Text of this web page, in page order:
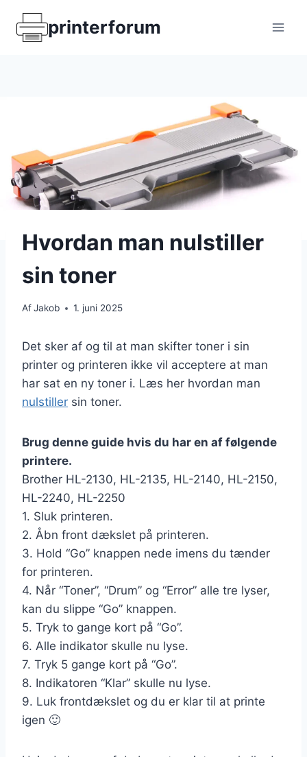
indhold
printerforum
Hvordan man nulstiller
sin toner
AfJakob 1. juni 2025
Det sker af og til at man skifter toner i sin
printer og printeren ikke vil acceptere at man
har sat en ny toner i. Læs her hvordan man
nulstiller sin toner.
Brug denne guide hvis du har en af følgende
printere.
Brother HL-2130, HL-2135, HL-2140, HL-2150,
HL-2240, HL-2250
1. Sluk printeren.
2. Åbn front dækslet på printeren.
3. Hold “Go” knappen nede imens du tænder
for printeren.
4. Når “Toner”, “Drum” og “Error” alle tre lyser,
kan du slippe “Go” knappen.
5. Tryk to gange kort på “Go”.
6. Alle indikator skulle nu lyse.
7. Tryk 5 gange kort på “Go”.
8. Indikatoren “Klar” skulle nu lyse.
9. Luk frontdækslet og du er klar til at printe
igen 🙂